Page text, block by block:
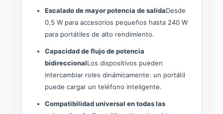
Escalado de mayor potencia de salidaDesde
0,5 W para accesorios pequeños hasta 240 W
para portátiles de alto rendimiento.
Capacidad de flujo de potencia
bidireccionalLos dispositivos pueden
intercambiar roles dinámicamente: un portátil
puede cargar un teléfono inteligente.
Compatibilidad universal en todas las